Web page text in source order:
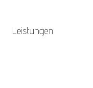
Leistungen